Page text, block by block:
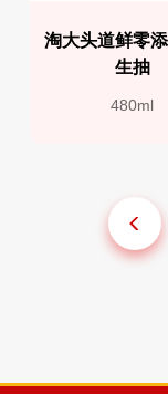
淘大头道鲜零
生抽
480ml